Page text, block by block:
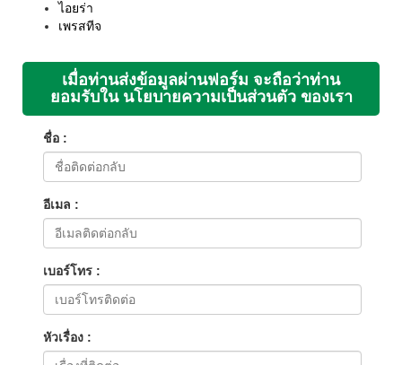
ไอยร่า
เพรสทีจ
เมื่อท่านส่งข้อมูลผ่านฟอร์ม จะถือว่าท่าน
ยอมรับใน นโยบายความเป็นส่วนตัว ของเรา
ชื่อ :
อีเมล :
เบอร์โทร :
หัวเรื่อง :